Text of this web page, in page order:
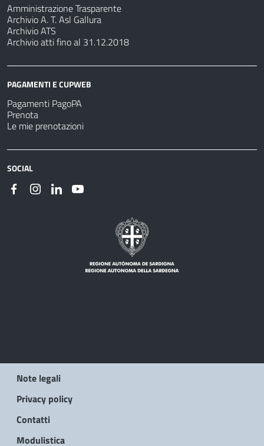
Amministrazione Trasparente
Archivio A. T. Asl Gallura
Archivio ATS
Archivio atti fino al 31.12.2018
PAGAMENTI E CUPWEB
Pagamenti PagoPA
Prenota
Le mie prenotazioni
SOCIAL
Note legali
Privacy policy
Contatti
Modulistica